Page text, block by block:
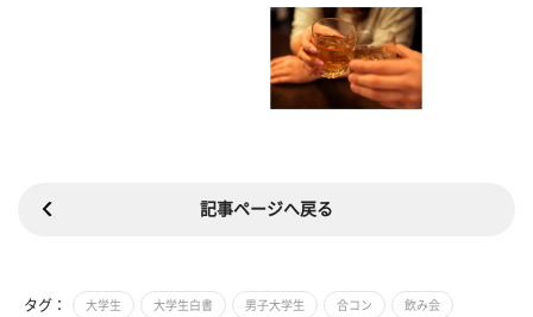
記事ページへ戻る
タグ： 大学生 大学生白書 男子大学生 合コン 飲み会